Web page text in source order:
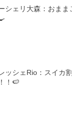
シェリ大森：おままご
ッシェRio：スイカ割
！🍉